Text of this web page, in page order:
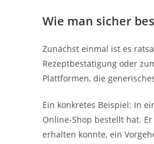
Wie man sicher
Zunächst einmal ist es
Rezeptbestätigung oder
Plattformen, die
Ein konkretes Beispiel: In
Online-Shop bestellt hat.
erhalten konnte, ein